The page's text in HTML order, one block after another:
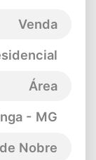
Venda
Área
- MG
Nobre